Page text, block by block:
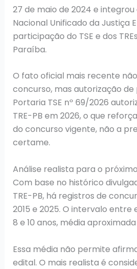
27 de maio de 2024 e
Nacional Unificado da Justiça
participação do TSE e dos
Paraíba.
O fato oficial mais recente
concurso, mas autorização
Portaria TSE nº 69/2026
TRE-PB em 2026, o que
do concurso vigente, não a
certame.
Análise realista para o
Com base no histórico
TRE-PB, há registros de
2015 e 2025. O intervalo entre
8 e 10 anos, média
Essa média não permite
edital. O mais realista é